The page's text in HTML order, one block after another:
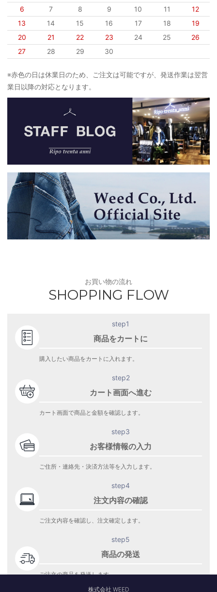
6
7 8 9 10 11
12
13
14 15 16 17 18
19
20
21 22 23 24 25
26
27
28 29 30
※赤色の日は休業日のため、ご注文は可能ですが、発送作業は翌営
業日以降の対応となります。
お買い物の流れ
SHOPPING FLOW
step1
商品をカートに
購入したい商品をカートに入れます。
step2
カート画面へ進む
カート画面で商品と金額を確認します。
step3
お客様情報の入力
ご住所・連絡先・決済方法等を入力します。
step4
注文内容の確認
ご注文内容を確認し、注文確定します。
step5
商品の発送
ご注文の商品を発送します。
株式会社 WEED